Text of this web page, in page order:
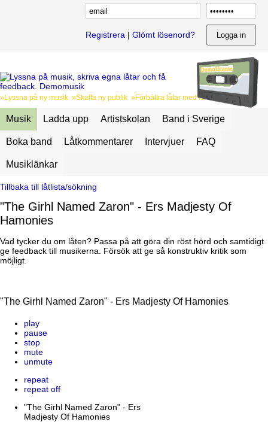
Registrera | Glömt lösenord?
»Lyssna på ny musik »Skaffa ny publik »Förbättra låtar med feedback
Musik Ladda upp Artistskolan Band i Sverige
Boka band Låtkommentarer Intervjuer FAQ
Musiklänkar
Tillbaka till låtlista/sökning
"The Girhl Named Zaron" - Ers Madjesty Of
Hamonies
Vad tycker du om låten? Passa på att göra din röst hörd och samtidigt
ge feedback till musikerna. Försök att ge så konstruktiv kritik som
möjligt.
"The Girhl Named Zaron" - Ers Madjesty Of Hamonies
play
pause
stop
mute
unmute
repeat
repeat off
"The Girhl Named Zaron" - Ers
Madjesty Of Hamonies